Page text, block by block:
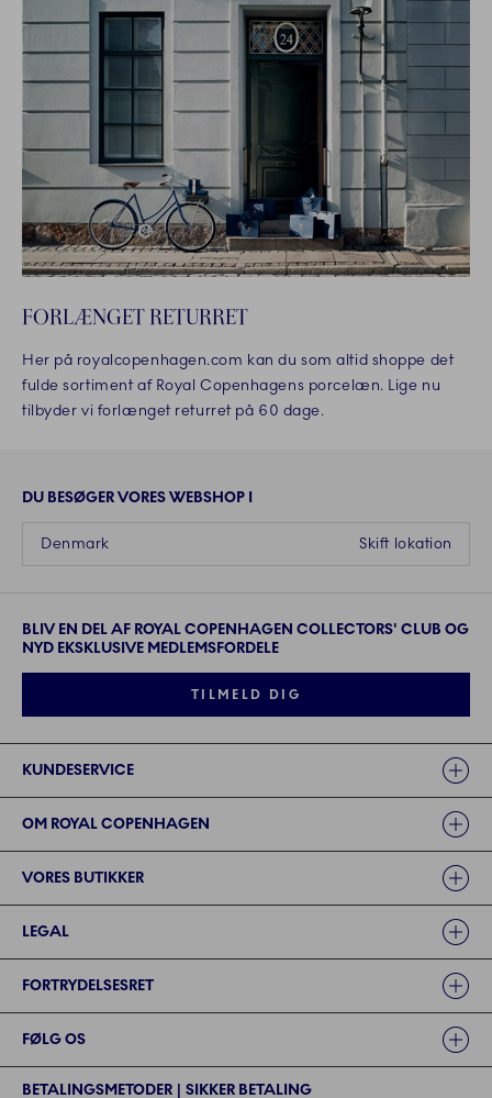
FORLÆNGET RETURRET
Her på royalcopenhagen.com kan du som altid shoppe det
fulde sortiment af Royal Copenhagens porcelæn. Lige nu
tilbyder vi forlænget returret på 60 dage.
DU BESØGER VORES WEBSHOP I
Skift lokation
Denmark
BLIV EN DEL AF ROYAL COPENHAGEN COLLECTORS' CLUB OG
NYD EKSKLUSIVE MEDLEMSFORDELE
TILMELD DIG
KUNDESERVICE
OM ROYAL COPENHAGEN
VORES BUTIKKER
LEGAL
FORTRYDELSESRET
FØLG OS
BETALINGSMETODER | SIKKER BETALING